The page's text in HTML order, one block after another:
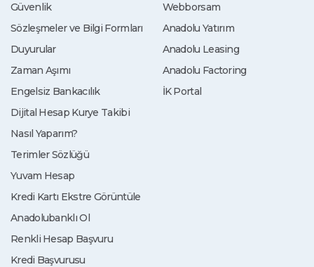
Güvenlik
Sözleşmeler ve Bilgi Formları
Duyurular
Zaman Aşımı
Engelsiz Bankacılık
Dijital Hesap Kurye Takibi
Nasıl Yaparım?
Terimler Sözlüğü
Yuvam Hesap
Kredi Kartı Ekstre Görüntüle
Anadolubanklı Ol
Renkli Hesap Başvuru
Kredi Başvurusu
Webborsam
Anadolu Yatırım
Anadolu Leasing
Anadolu Factoring
İK Portal